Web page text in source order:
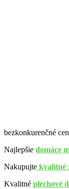
bezkonkurenčné
Najlepšie domáce
Nakupujte kvalitné
Kvalitné plechové